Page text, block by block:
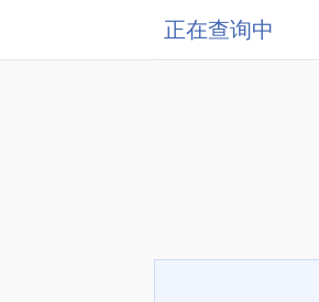
正在查询中